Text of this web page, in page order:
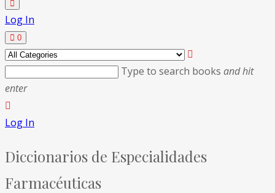
Log In
0
Type to search books and hit
enter
Log In
Diccionarios de Especialidades
Farmacéuticas